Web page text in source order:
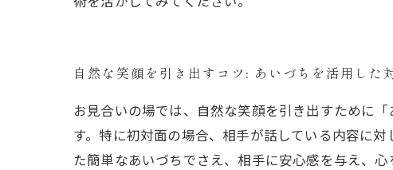
自然な笑顔を引き出すコツ: あいづちを活用した
お見合いの場では、自然な笑顔を引き出すために
す。特に初対面の場合、相手が話している内容に
た簡単なあいづちでさえ、相手に安心感を与え、心